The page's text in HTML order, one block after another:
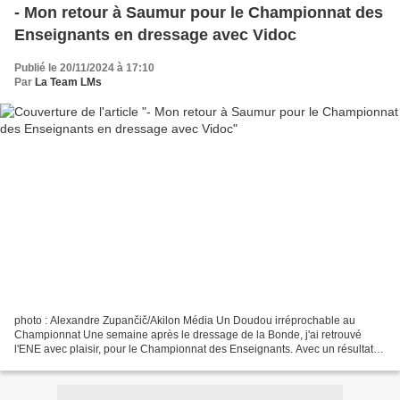
- Mon retour à Saumur pour le Championnat des
Enseignants en dressage avec Vidoc
Publié le 20/11/2024 à 17:10
Par La Team LMs
photo : Alexandre Zupančič/Akilon Média Un Doudou irréprochable au
Championnat Une semaine après le dressage de la Bonde, j'ai retrouvé
l'ENE avec plaisir, pour le Championnat des Enseignants. Avec un résultat